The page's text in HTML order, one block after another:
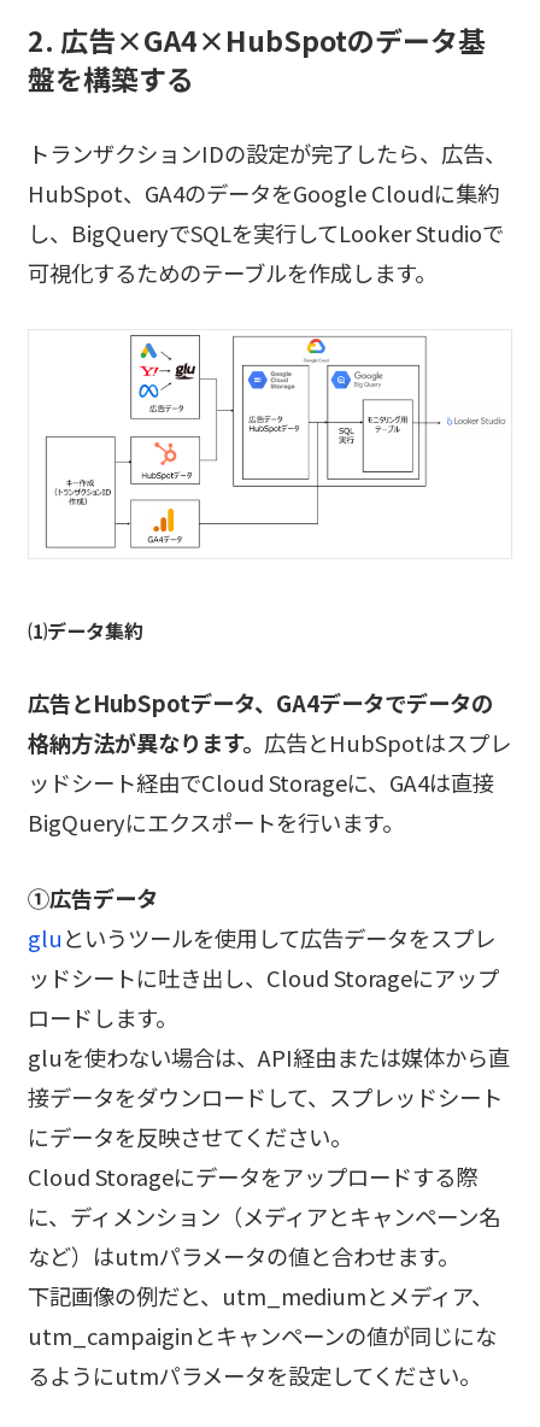
2. 広告×GA4×HubSpotのデータ基
盤を構築する
トランザクションIDの設定が完了したら、広告、
HubSpot、GA4のデータをGoogle Cloudに集約
し、BigQueryでSQLを実行してLooker Studioで
可視化するためのテーブルを作成します。
⑴データ集約
広告とHubSpotデータ、GA4データでデータの
格納方法が異なります。 広告とHubSpotはスプレ
ッドシート経由でCloud Storageに、GA4は直接
BigQueryにエクスポートを行います。
①広告データ
gluというツールを使用して広告データをスプレ
ッドシートに吐き出し、Cloud Storageにアップ
ロードします。
gluを使わない場合は、API経由または媒体から直
接データをダウンロードして、スプレッドシート
にデータを反映させてください。
Cloud Storageにデータをアップロードする際
に、ディメンション（メディアとキャンペーン名
など）はutmパラメータの値と合わせます。
下記画像の例だと、utm_mediumとメディア、
utm_campaiginとキャンペーンの値が同じにな
るようにutmパラメータを設定してください。